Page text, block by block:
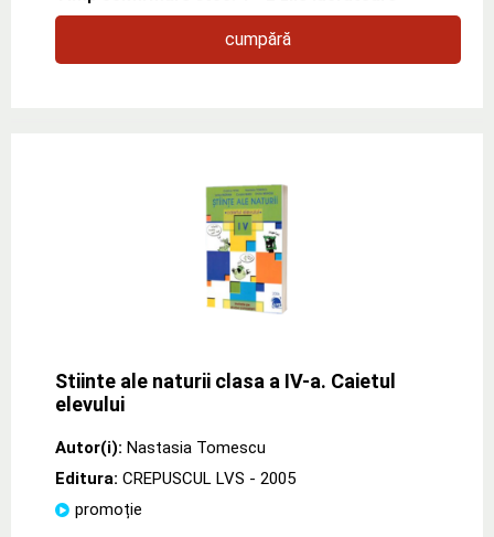
cumpără
Stiinte ale naturii clasa a IV-a. Caietul
elevului
Autor(i): Nastasia Tomescu
Editura: CREPUSCUL LVS - 2005
promoție